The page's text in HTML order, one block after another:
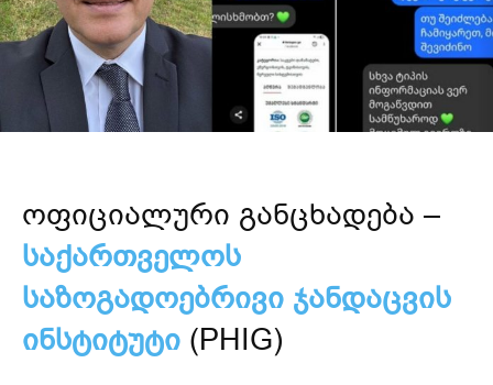
ოფიციალური განცხადება –
საქართველოს
საზოგადოებრივი ჯანდაცვის
ინსტიტუტი (PHIG)